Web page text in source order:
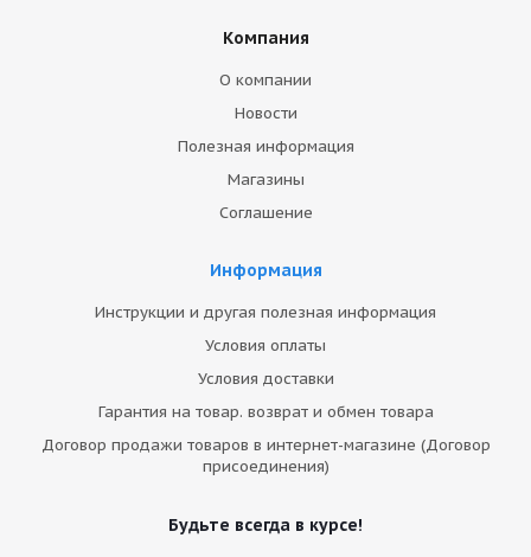
Компания
О компании
Новости
Полезная информация
Магазины
Соглашение
Информация
Инструкции и другая полезная информация
Условия оплаты
Условия доставки
Гарантия на товар. возврат и обмен товара
Договор продажи товаров в интернет-магазине (Договор
присоединения)
Будьте всегда в курсе!